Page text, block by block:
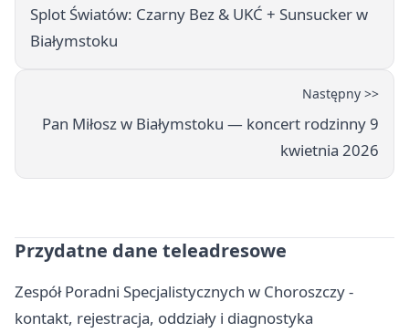
Splot Światów: Czarny Bez & UKĆ + Sunsucker w
Białymstoku
Następny >>
Pan Miłosz w Białymstoku — koncert rodzinny 9
kwietnia 2026
Przydatne dane teleadresowe
Zespół Poradni Specjalistycznych w Choroszczy -
kontakt, rejestracja, oddziały i diagnostyka